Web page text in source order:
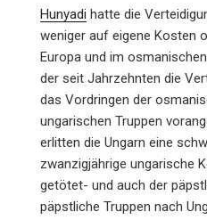
Hunyadi hatte die
weniger auf eigene Kosten
Europa und im
der seit Jahrzehnten die
das Vordringen der
ungarischen Truppen
erlitten die Ungarn eine
zwanzigjährige ungarische
getötet- und auch der
päpstliche Truppen nach